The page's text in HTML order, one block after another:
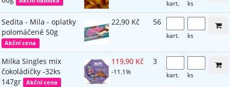
kart. ks
Sedita - Mila - oplatky
polomáčené 50g
Akční cena
22,90 Kč 56
kart. ks
Milka Singles mix
čokoládičky -32ks
147gr
Akční cena
119,90 Kč
-11.1%
3
kart. ks